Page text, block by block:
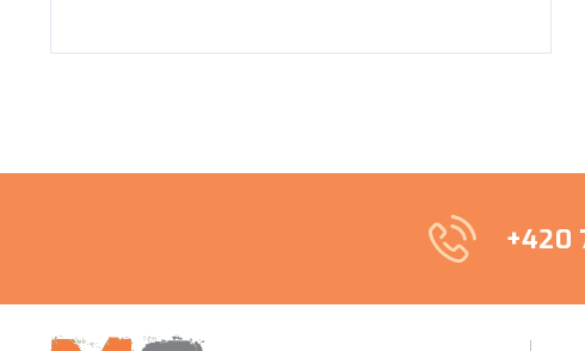
+420